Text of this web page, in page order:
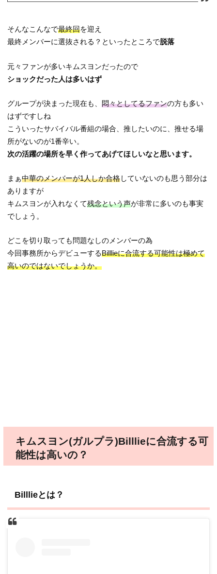
そんなこんなで最終回を迎え
最終メンバーに選抜される？といったところで脱落
元々ファンが多いキムスヨンだったので
ショックだった人は多いはず
グループが決まった現在も、悶々としてるファンの方も多い
はずですしね
こういったサバイバル番組の場合、推したいのに、推せる場
所がないのが1番辛い。
次の活躍の場所を早く作ってあげてほしいなと思います。
まぁ中華のメンバーが1人しか合格していないのも思う部分は
ありますが
キムスヨンが入れなくて残念という声が非常に多いのも事実
でしょう。
どこを切り取っても問題なしのメンバーの為
今回事務所からデビューするBilllieに合流する可能性は極めて
高いのではないでしょうか。
キムスヨン(ガルプラ)Billlieに合流する可
能性は高いの？
Billlieとは？